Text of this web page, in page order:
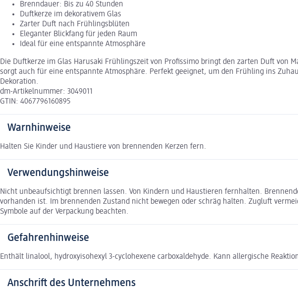
Brenndauer: Bis zu 40 Stunden
Duftkerze im dekorativem Glas
Zarter Duft nach Frühlingsblüten
Eleganter Blickfang für jeden Raum
Ideal für eine entspannte Atmosphäre
Die Duftkerze im Glas Harusaki Frühlingszeit von Profissimo bringt den zarten Duft
sorgt auch für eine entspannte Atmosphäre. Perfekt geeignet, um den Frühling ins
Dekoration.
dm-Artikelnummer: 3049011
GTIN: 4067796160895
Warnhinweise
Halten Sie Kinder und Haustiere von brennenden Kerzen fern.
Verwendungshinweise
Nicht unbeaufsichtigt brennen lassen. Von Kindern und Haustieren fernhalten.
vorhanden ist. Im brennenden Zustand nicht bewegen oder schräg halten. Zugluft
Symbole auf der Verpackung beachten.
Gefahrenhinweise
Enthält linalool, hydroxyisohexyl 3-cyclohexene carboxaldehyde. Kann allergische
Anschrift des Unternehmens